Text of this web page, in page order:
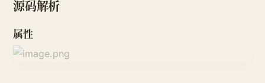
源码解析
属性